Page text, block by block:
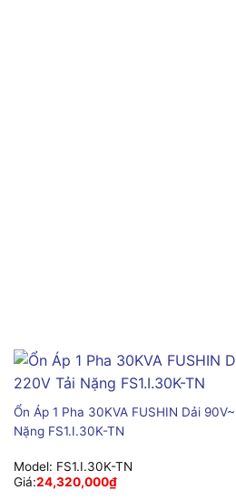
Ổn Áp 1 Pha 30KVA FUSHIN Dải
Nặng FS1.I.30K-TN
Model: FS1.I.30K-TN
Giá:24,320,000₫